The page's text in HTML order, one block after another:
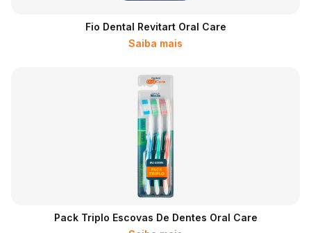
Fio Dental Revitart Oral Care
Saiba mais
Pack Triplo Escovas De Dentes Oral Care